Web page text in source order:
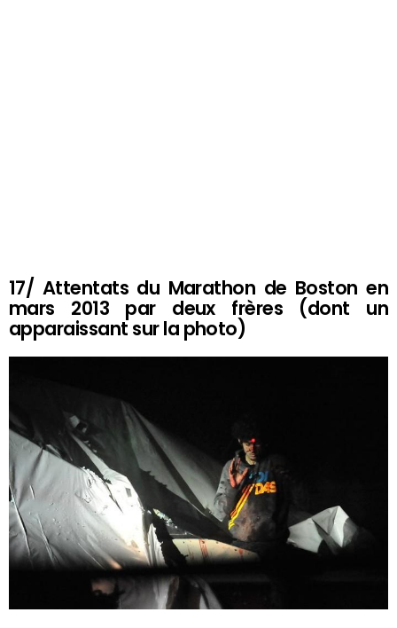
17/ Attentats du Marathon de Boston en
mars 2013 par deux frères (dont un
apparaissant sur la photo)